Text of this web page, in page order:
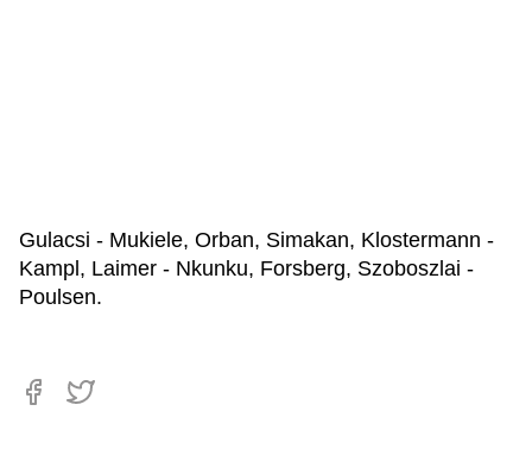
Gulacsi - Mukiele, Orban, Simakan, Klostermann -
Kampl, Laimer - Nkunku, Forsberg, Szoboszlai -
Poulsen.